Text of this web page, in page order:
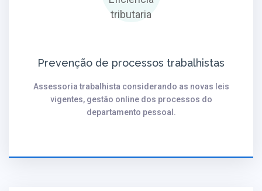
Prevenção de processos trabalhistas
Assessoria trabalhista considerando as novas leis
vigentes, gestão online dos processos do
departamento pessoal.